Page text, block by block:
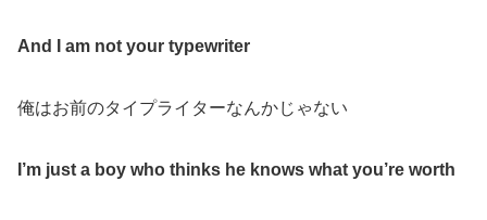
And I am not your typewriter
俺はお前のタイプライターなんかじゃない
I’m just a boy who thinks he knows what you’re worth